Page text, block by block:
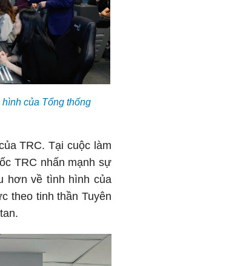
của Tổng thống
TRC. Tại cuộc làm
TRC nhấn mạnh sự
hơn về tình hình của
theo tinh thần Tuyên